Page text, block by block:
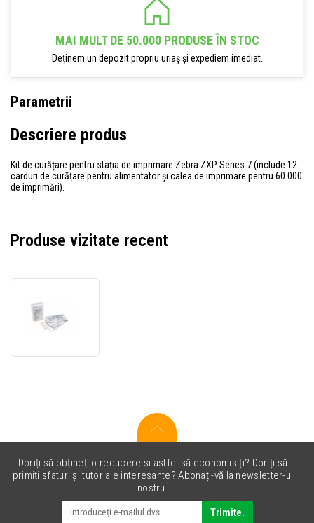
MAI MULT DE 50.000 PRODUSE ÎN STOC
Deținem un depozit propriu uriaș și expediem imediat.
Parametrii
Descriere produs
Kit de curățare pentru stația de imprimare Zebra ZXP Series 7 (include 12
carduri de curățare pentru alimentator și calea de imprimare pentru 60.000
de imprimări).
Produse vizitate recent
7
Doriți să obțineți o reducere și astfel să economisiți? Doriți să
primiți sfaturi și tutoriale interesante? Abonați-vă la newsletter-ul
nostru.
Trimite.